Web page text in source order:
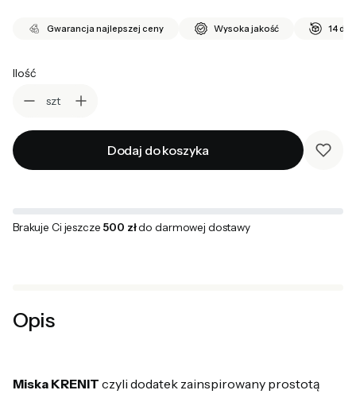
Gwarancja najlepszej ceny Wysoka jakość 14 dni
Ilość
szt
Dodaj do koszyka
Brakuje Ci jeszcze 500 złdo darmowej dostawy
Opis
Miska KRENIT czyli dodatek zainspirowany prostotą